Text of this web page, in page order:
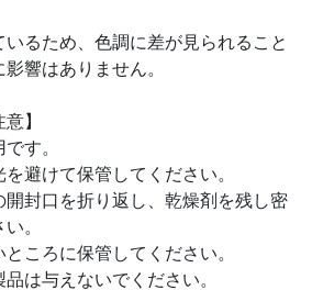
いるため、色調に差が見られること
響はありません。
】
す。
を避けて保管してください。
開封口を折り返し、乾燥剤を残し密
。
ところに保管してください。
品は与えないでください。